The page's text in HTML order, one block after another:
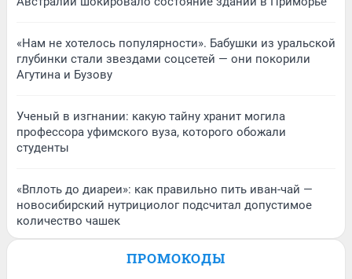
«Нам не хотелось популярности». Бабушки из уральской
глубинки стали звездами соцсетей — они покорили
Агутина и Бузову
Ученый в изгнании: какую тайну хранит могила
профессора уфимского вуза, которого обожали
студенты
«Вплоть до диареи»: как правильно пить иван-чай —
новосибирский нутрициолог подсчитал допустимое
количество чашек
ПРОМОКОДЫ